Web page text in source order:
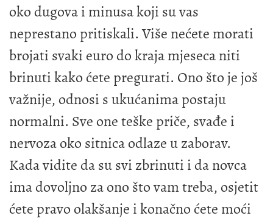
oko dugova i minusa koji su vas
neprestano pritiskali. Više nećete morati
brojati svaki euro do kraja mjeseca niti
brinuti kako ćete pregurati. Ono što je još
važnije, odnosi s ukućanima postaju
normalni. Sve one teške priče, svađe i
nervoza oko sitnica odlaze u zaborav.
Kada vidite da su svi zbrinuti i da novca
ima dovoljno za ono što vam treba, osjetit
ćete pravo olakšanje i konačno ćete moći